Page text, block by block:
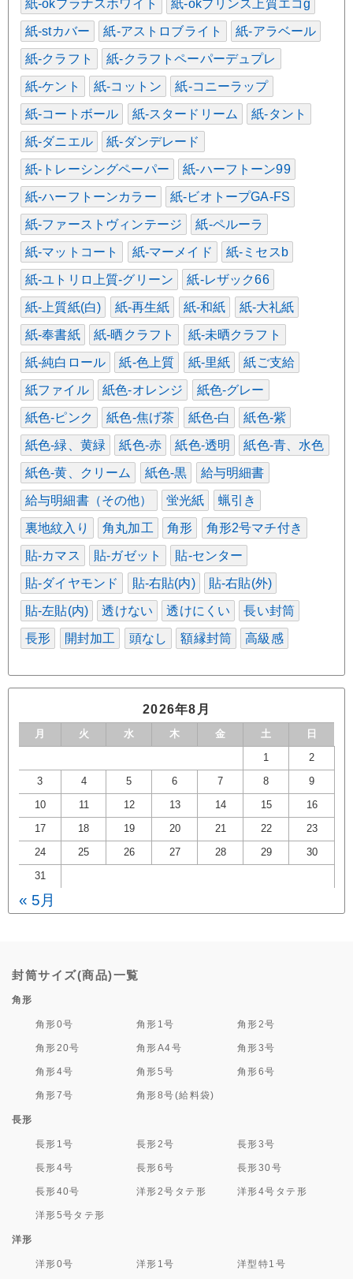
紙-okプラナスホワイト 紙-okプリンス上質エコg
紙-stカバー 紙-アストロブライト 紙-アラベール
紙-クラフト 紙-クラフトペーパーデュプレ
紙-ケント 紙-コットン 紙-コニーラップ
紙-コートボール 紙-スタードリーム 紙-タント
紙-ダニエル 紙-ダンデレード
紙-トレーシングペーパー 紙-ハーフトーン99
紙-ハーフトーンカラー 紙-ビオトープGA-FS
紙-ファーストヴィンテージ 紙-ペルーラ
紙-マットコート 紙-マーメイド 紙-ミセスb
紙-ユトリロ上質-グリーン 紙-レザック66
紙-上質紙(白) 紙-再生紙 紙-和紙 紙-大礼紙
紙-奉書紙 紙-晒クラフト 紙-未晒クラフト
紙-純白ロール 紙-色上質 紙-里紙 紙ご支給
紙ファイル 紙色-オレンジ 紙色-グレー
紙色-ピンク 紙色-焦げ茶 紙色-白 紙色-紫
紙色-緑、黄緑 紙色-赤 紙色-透明 紙色-青、水色
紙色-黄、クリーム 紙色-黒 給与明細書
給与明細書（その他） 蛍光紙 蝋引き
裏地紋入り 角丸加工 角形 角形2号マチ付き
貼-カマス 貼-ガゼット 貼-センター
貼-ダイヤモンド 貼-右貼(内) 貼-右貼(外)
貼-左貼(内) 透けない 透けにくい 長い封筒
長形 開封加工 頭なし 額縁封筒 高級感
2026年8月
月 火 水 木 金 土 日
1 2
3 4 5 6 7 8 9
10 11 12 13 14 15 16
17 18 19 20 21 22 23
24 25 26 27 28 29 30
31
« 5月
封筒サイズ(商品)一覧
角形
角形0号 角形1号 角形2号
角形20号 角形A4号 角形3号
角形4号 角形5号 角形6号
角形7号 角形8号(給料袋)
長形
長形1号 長形2号 長形3号
長形4号 長形6号 長形30号
長形40号 洋形2号タテ形 洋形4号タテ形
洋形5号タテ形
洋形
洋形0号 洋形1号 洋型特1号